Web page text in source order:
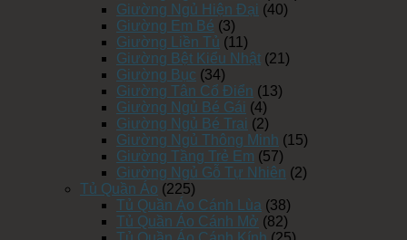
Giường Ngủ Hiện Đại (40)
Giường Em Bé (3)
Giường Liền Tủ (11)
Giường Bệt Kiểu Nhật (21)
Giường Bục (34)
Giường Tân Cổ Điển (13)
Giường Ngủ Bé Gái (4)
Giường Ngủ Bé Trai (2)
Giường Ngủ Thông Minh (15)
Giường Tầng Trẻ Em (57)
Giường Ngủ Gỗ Tự Nhiên (2)
Tủ Quần Áo (225)
Tủ Quần Áo Cánh Lùa (38)
Tủ Quần Áo Cánh Mở (82)